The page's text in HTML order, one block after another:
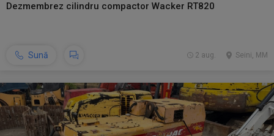
Dezmembrez cilindru compactor Wacker RT820
Sună Seini, MM
2 aug.